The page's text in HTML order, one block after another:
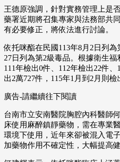
王德原強調，針對實務管理上是
藥署近期將召集專家與法務部共
有必要修正，將依法進行討論。
依托咪酯在民國113年8月2日列為
27日列為第2級毒品。根據衛生福
111年檢出0件、112年檢出22件
出2萬727件，115年1月到2月則檢
廣告-請繼續往下閱讀
台南市立安南醫院胸腔內科醫師
床使用麻醉鎮靜藥物，需在專業
環境下使用，近年來卻被混入電
加藥物作用不確定性，大幅提高健